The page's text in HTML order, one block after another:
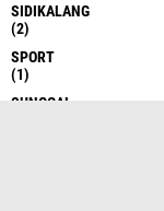
SIDIKALANG
(2)
SPORT
(1)
SUNGGAL